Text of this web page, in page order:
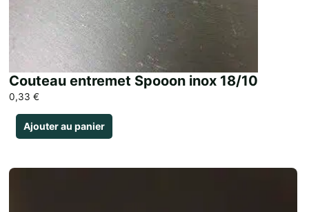
Couteau entremet Spooon inox 18/10
0,33 €
Ajouter au panier